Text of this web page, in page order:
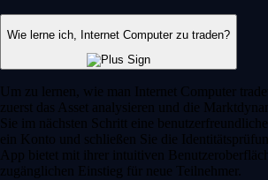
Wie lerne ich, Internet Computer zu traden?
Um zu lernen, wie man Internet Computer
zuerst das Asset analysieren und die
Sie im nächsten Schritt eine
ein Konto und schließen Sie die
App bietet mit ihrer intuitiven
zugänglichen Einstieg für neue Teilnehmer.